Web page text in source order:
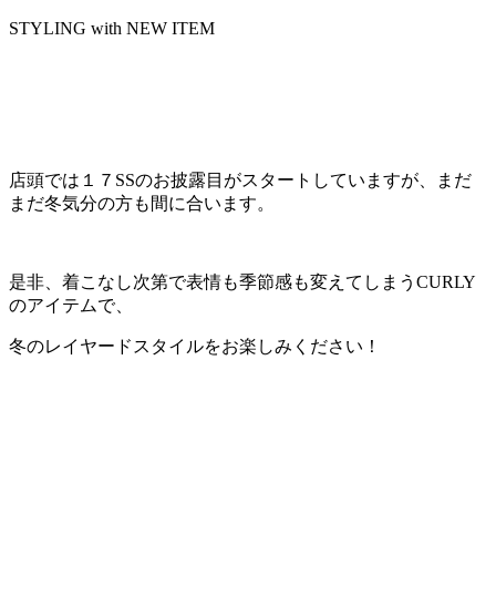
STYLING with NEW ITEM
店頭では１７SSのお披露目がスタートしていますが、まだ
まだ冬気分の方も間に合います。
是非、着こなし次第で表情も季節感も変えてしまうCURLY
のアイテムで、
冬のレイヤードスタイルをお楽しみください！